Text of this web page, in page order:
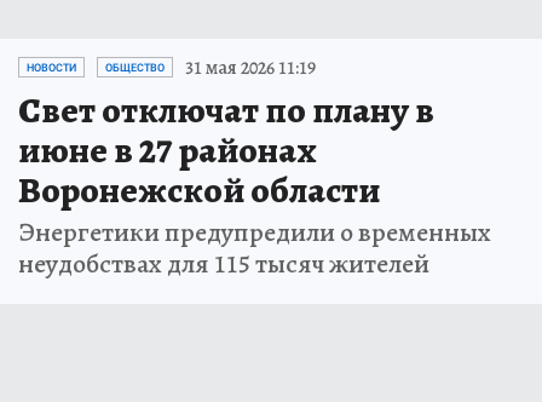
НОВОСТИ ОБЩЕСТВО 31 мая 2026 11:19
Свет отключат по плану в
июне в 27 районах
Воронежской области
Энергетики предупредили о временных
неудобствах для 115 тысяч жителей